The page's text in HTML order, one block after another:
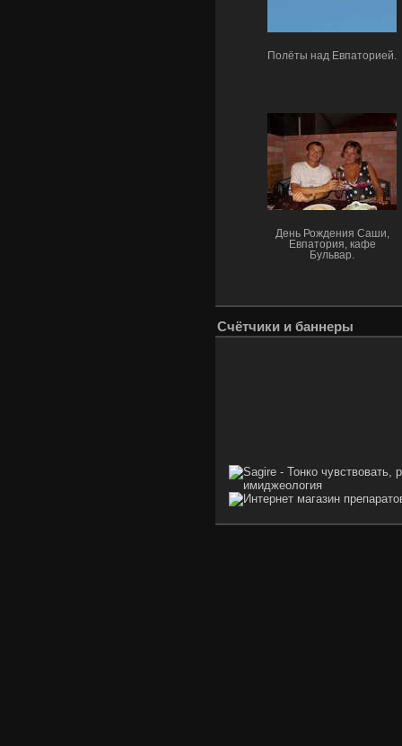
Полёты над Евпаторией.
День Рождения Саши,
Евпатория, кафе
Бульвар.
Счётчики и баннеры